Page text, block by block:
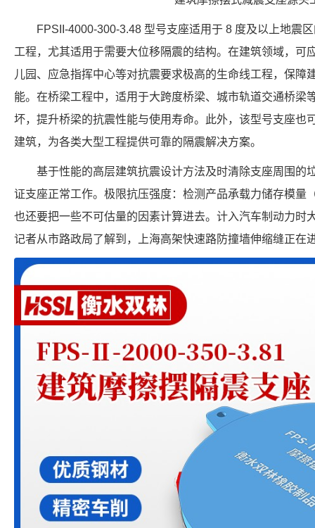
FPSII-4000-300-3.48 型号支座适用于 8 度及以上地震
工程，尤其适用于需要大位移隔震的结构。在建筑领域，可
儿园、应急指挥中心等对抗震要求极高的生命线工程，保障
能。在桥梁工程中，适用于大跨度桥梁、城市轨道交通桥梁
坏，提升桥梁的抗震性能与使用寿命。此外，该型号支座也
建筑，为各类大型工程提供可靠的隔震解决方案。
基于性能的高层建筑抗震设计方法及时清除支座周围的
证支座正常工作。极限抗压强度：检测产品承载力储存模量
也还要把一些不可估量的因素计算进去。计入汽车制动力时
记者从市路政局了解到，上海高架快速路防撞墙伸缩缝正在